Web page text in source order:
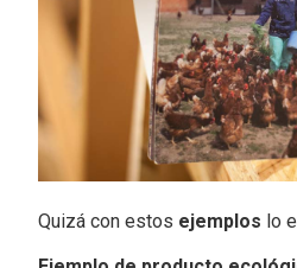
Quizá con estos ejemplos lo